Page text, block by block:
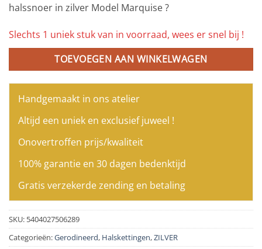
halssnoer in zilver Model Marquise ?
Slechts 1 uniek stuk van in voorraad, wees er snel bij !
TOEVOEGEN AAN WINKELWAGEN
Handgemaakt in ons atelier
Altijd een uniek en exclusief juweel !
Onovertroffen prijs/kwaliteit
100% garantie en 30 dagen bedenktijd
Gratis verzekerde zending en betaling
SKU: 5404027506289
Categorieën:Gerodineerd, Halskettingen,ZILVER